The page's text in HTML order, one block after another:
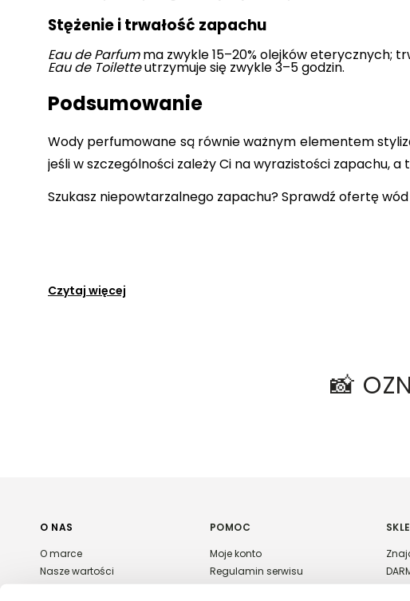
Stężenie i trwałość zapachu
Eau de Parfum ma zwykle 15–20% olejków eterycznych;
Eau de Toilette utrzymuje się zwykle 3–5 godzin.
Podsumowanie
Wody perfumowane są równie ważnym elementem
jeśli w szczególności zależy Ci na wyrazistości zapachu, a
Szukasz niepowtarzalnego zapachu? Sprawdź ofertę
Czytaj więcej
📸
O NAS
O marce
Nasze wartości
POMOC
Moje konto
Regulamin serwisu